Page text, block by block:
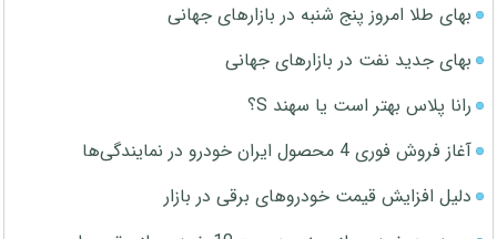
بهای طلا امروز پنج شنبه در بازارهای جهانی
بهای جدید نفت در بازارهای جهانی
رانا پلاس بهتر است یا سهند S؟
آغاز فروش فوری 4 محصول ایران خودرو در نمایندگی‌ها
دلیل افزایش قیمت خودروهای برقی در بازار